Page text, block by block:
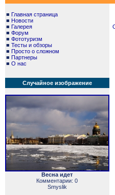
■ Главная страница
■ Новости
■ Галерея
■ Форум
■ Фототуризм
■ Тесты и обзоры
■ Просто о сложном
■ Партнеры
■ О нас
Случайное изображение
Весна идет
Комментарии: 0
Smyslik